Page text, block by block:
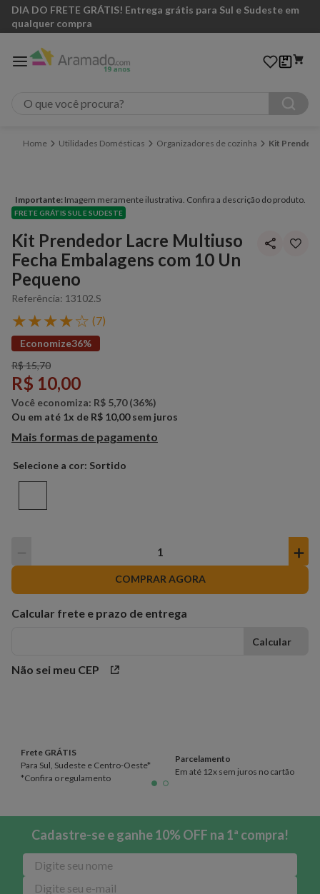
DIA DO FRETE GRÁTIS! Entrega grátis para Sul e Sudeste em
qualquer compra
O que você procura?
Utilidades Domésticas Organizadores de cozinha Kit
Importante:Imagem meramente ilustrativa. Confira a descrição do produto.
FRETE GRÁTIS SUL E SUDESTE
Kit Prendedor Lacre Multiuso
Fecha Embalagens com 10 Un
Pequeno
Referência: 13102.S
★★★★☆ (7)
Economize36%
R$15,70
R$ 10,00
Você economiza: R$ 5,70(36%)
Ou em até 1x de R$ 10,00sem juros
Mais formas de pagamento
Sortido
＋
COMPRAR AGORA
Calcular frete e prazo de entrega
Não sei meu CEP
Frete GRÁTIS
Para Sul, Sudeste e Centro-Oeste*
*Confira o regulamento
Parcelamento
Em até 12x sem juros no cartão
Cadastre-se e ganhe 10% OFF na 1ª compra!